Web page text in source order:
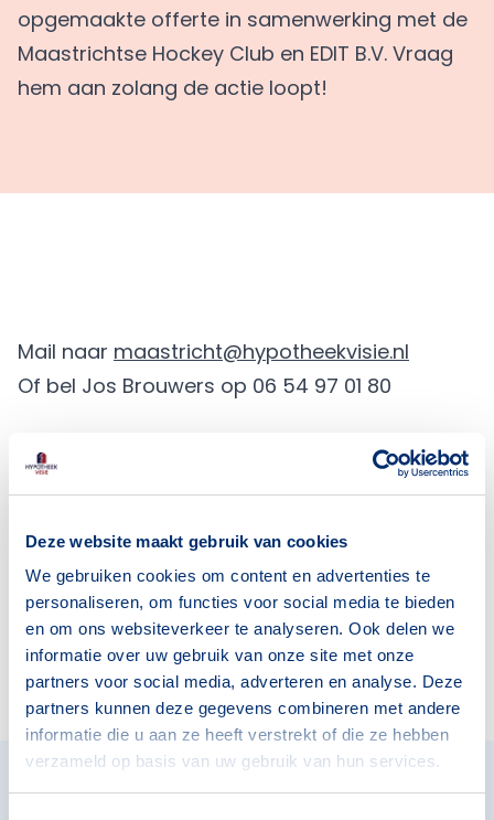
Deze website maakt gebruik van cookies
We gebruiken cookies om content en advertenties te
personaliseren, om functies voor social media te bieden
en om ons websiteverkeer te analyseren. Ook delen we
informatie over uw gebruik van onze site met onze
partners voor social media, adverteren en analyse. Deze
partners kunnen deze gegevens combineren met andere
informatie die u aan ze heeft verstrekt of die ze hebben
verzameld op basis van uw gebruik van hun services.
opgemaakte offerte in samenwerking met de
Maastrichtse Hockey Club en EDIT B.V. Vraag
hem aan zolang de actie loopt!
Mail naar maastricht@hypotheekvisie.nl
Of bel Jos Brouwers op 06 54 97 01 80
Blijf op de hoogte van het
laatste nieuws over
hypotheken.
Vul je gegevens in en mis niets meer!
Afmelden is eenvoudig en kan op elk
moment.